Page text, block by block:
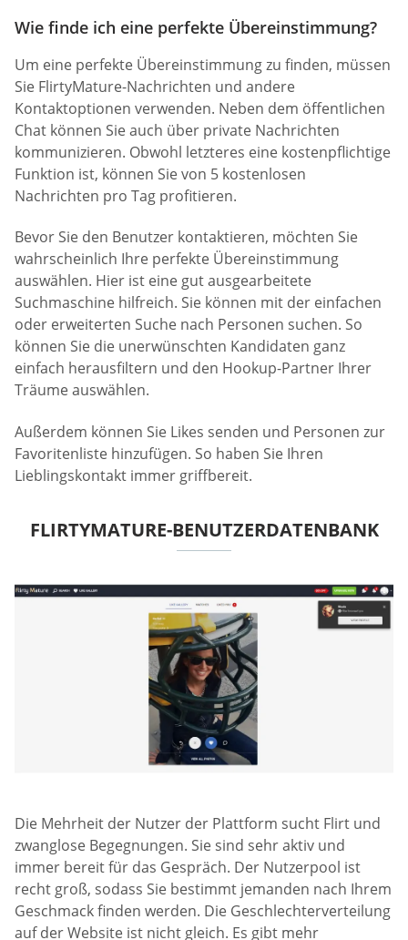
Wie finde ich eine perfekte Übereinstimmung?
Um eine perfekte Übereinstimmung zu finden, müssen
Sie FlirtyMature-Nachrichten und andere
Kontaktoptionen verwenden. Neben dem öffentlichen
Chat können Sie auch über private Nachrichten
kommunizieren. Obwohl letzteres eine kostenpflichtige
Funktion ist, können Sie von 5 kostenlosen
Nachrichten pro Tag profitieren.
Bevor Sie den Benutzer kontaktieren, möchten Sie
wahrscheinlich Ihre perfekte Übereinstimmung
auswählen. Hier ist eine gut ausgearbeitete
Suchmaschine hilfreich. Sie können mit der einfachen
oder erweiterten Suche nach Personen suchen. So
können Sie die unerwünschten Kandidaten ganz
einfach herausfiltern und den Hookup-Partner Ihrer
Träume auswählen.
Außerdem können Sie Likes senden und Personen zur
Favoritenliste hinzufügen. So haben Sie Ihren
Lieblingskontakt immer griffbereit.
FLIRTYMATURE-BENUTZERDATENBANK
Die Mehrheit der Nutzer der Plattform sucht Flirt und
zwanglose Begegnungen. Sie sind sehr aktiv und
immer bereit für das Gespräch. Der Nutzerpool ist
recht groß, sodass Sie bestimmt jemanden nach Ihrem
Geschmack finden werden. Die Geschlechterverteilung
auf der Website ist nicht gleich. Es gibt mehr